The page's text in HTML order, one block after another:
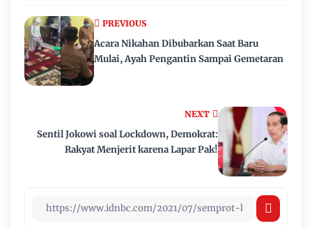
NEXT
Sentil Jokowi soal Lockdown, Demokrat:
Rakyat Menjerit karena Lapar Pak!
PREVIOUS
Acara Nikahan Dibubarkan Saat Baru
Mulai, Ayah Pengantin Sampai Gemetaran